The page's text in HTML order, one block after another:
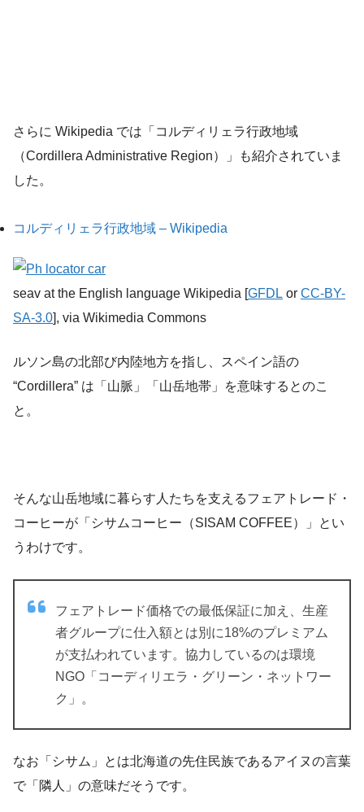
さらに Wikipedia では「コルディリェラ行政地域
（Cordillera Administrative Region）」も紹介されていま
した。
コルディリェラ行政地域 – Wikipedia
seav at the English language Wikipedia [ GFDL or CC-BY-
SA-3.0 ], via Wikimedia Commons
ルソン島の北部び内陸地方を指し、スペイン語の
“Cordillera” は「山脈」「山岳地帯」を意味するとのこ
と。
そんな山岳地域に暮らす人たちを支えるフェアトレード・
コーヒーが「シサムコーヒー（SISAM COFFEE）」とい
うわけです。
フェアトレード価格での最低保証に加え、生産
者グループに仕入額とは別に18%のプレミアム
が支払われています。協力しているのは環境
NGO「コーディリエラ・グリーン・ネットワー
ク」。
なお「シサム」とは北海道の先住民族であるアイヌの言葉
で「隣人」の意味だそうです。